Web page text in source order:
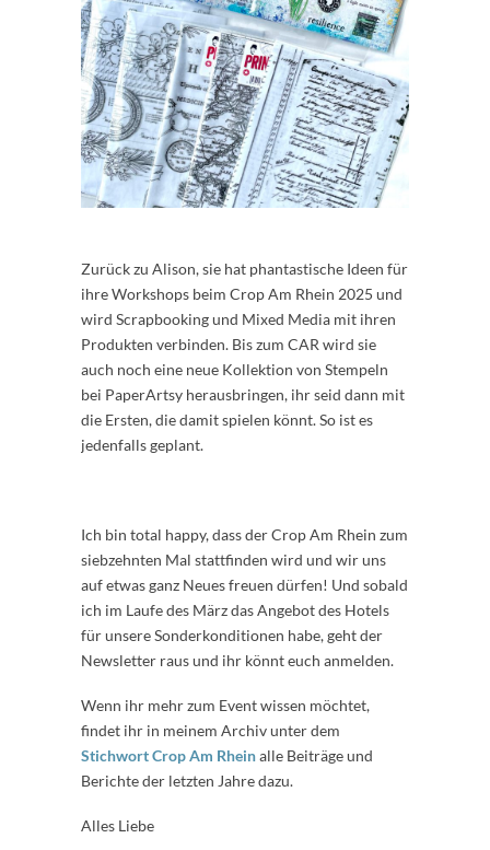
Zurück zu Alison, sie hat phantastische Ideen für
ihre Workshops beim Crop Am Rhein 2025 und
wird Scrapbooking und Mixed Media mit ihren
Produkten verbinden. Bis zum CAR wird sie
auch noch eine neue Kollektion von Stempeln
bei PaperArtsy herausbringen, ihr seid dann mit
die Ersten, die damit spielen könnt. So ist es
jedenfalls geplant.
Ich bin total happy, dass der Crop Am Rhein zum
siebzehnten Mal stattfinden wird und wir uns
auf etwas ganz Neues freuen dürfen! Und sobald
ich im Laufe des März das Angebot des Hotels
für unsere Sonderkonditionen habe, geht der
Newsletter raus und ihr könnt euch anmelden.
Wenn ihr mehr zum Event wissen möchtet,
findet ihr in meinem Archiv unter dem
Stichwort Crop Am Rheinalle Beiträge und
Berichte der letzten Jahre dazu.
Alles Liebe